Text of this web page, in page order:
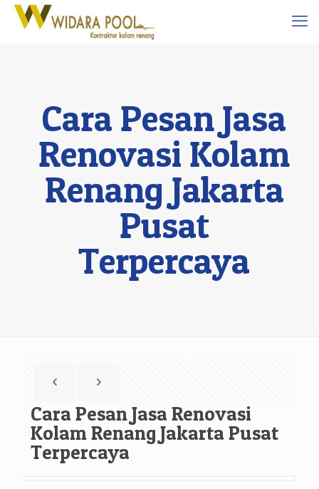
Cara Pesan Jasa
Renovasi Kolam
Renang Jakarta
Pusat
Terpercaya
Cara Pesan Jasa Renovasi
Kolam Renang Jakarta Pusat
Terpercaya